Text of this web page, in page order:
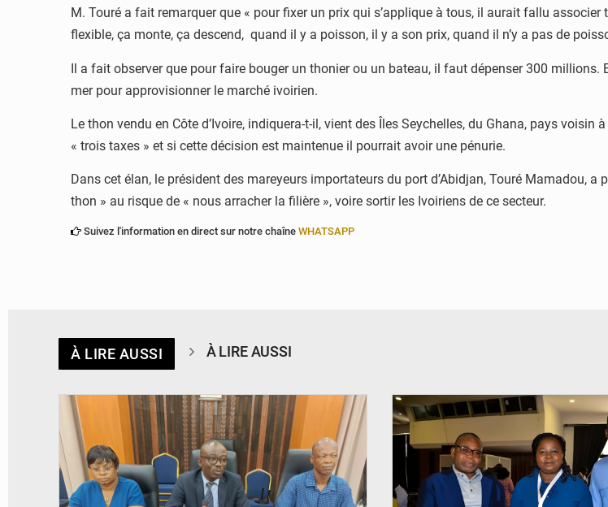
M. Touré a fait remarquer que « pour fixer un prix qui s’applique à tous, il aurait fallu
flexible, ça monte, ça descend, quand il y a poisson, il y a son prix, quand il n’y a pas de
Il a fait observer que pour faire bouger un thonier ou un bateau, il faut dépenser 300 millions.
mer pour approvisionner le marché ivoirien.
Le thon vendu en Côte d’Ivoire, indiquera-t-il, vient des Îles Seychelles, du Ghana, pays voisin
« trois taxes » et si cette décision est maintenue il pourrait avoir une pénurie.
Dans cet élan, le président des mareyeurs importateurs du port d’Abidjan, Touré Mamadou, a
thon » au risque de « nous arracher la filière », voire sortir les Ivoiriens de ce secteur.
Suivez l'information en direct sur notre chaîne WHATSAPP
À LIRE AUSSI À LIRE AUSSI